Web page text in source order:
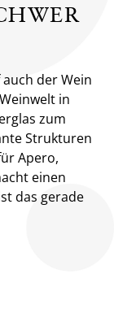
der Wein
in
zum
Strukturen
Apero,
einen
das gerade